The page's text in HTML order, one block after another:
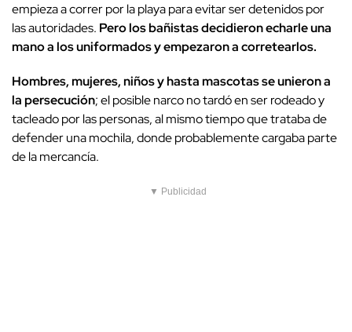
empieza a correr por la playa para evitar ser detenidos por
las autoridades. Pero los bañistas decidieron echarle una
mano a los uniformados y empezaron a corretearlos.
Hombres, mujeres, niños y hasta mascotas se unieron a
la persecución; el posible narco no tardó en ser rodeado y
tacleado por las personas, al mismo tiempo que trataba de
defender una mochila, donde probablemente cargaba parte
de la mercancía.
▼ Publicidad